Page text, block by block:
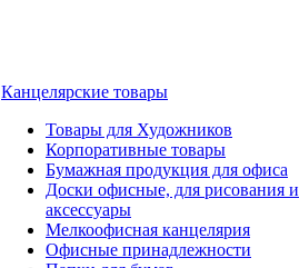
Канцелярские товары
Товары для Художников
Корпоративные товары
Бумажная продукция для офиса
Доски офисные, для рисования и
аксессуары
Мелкоофисная канцелярия
Офисные принадлежности